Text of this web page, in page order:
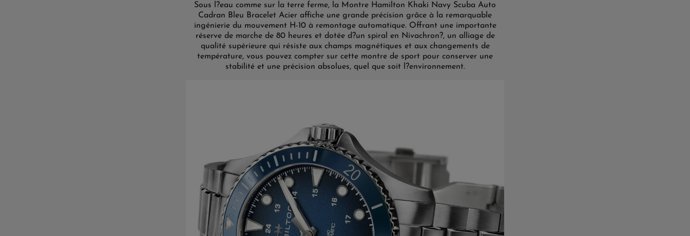
Sous l?eau comme sur la terre ferme, la Montre Hamilton Khaki Navy Scuba Auto
Cadran Bleu Bracelet Acier affiche une grande précision grâce à la remarquable
ingénierie du mouvement H-10 à remontage automatique. Offrant une importante
réserve de marche de 80 heures et dotée d?un spiral en Nivachron?, un alliage de
qualité supérieure qui résiste aux champs magnétiques et aux changements de
température, vous pouvez compter sur cette montre de sport pour conserver une
stabilité et une précision absolues, quel que soit l?environnement.